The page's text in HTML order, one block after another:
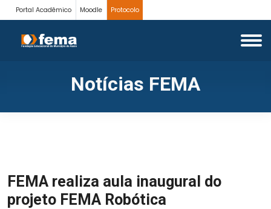
Portal Acadêmico Moodle Protocolo
Notícias FEMA
FEMA realiza aula inaugural do
projeto FEMA Robótica